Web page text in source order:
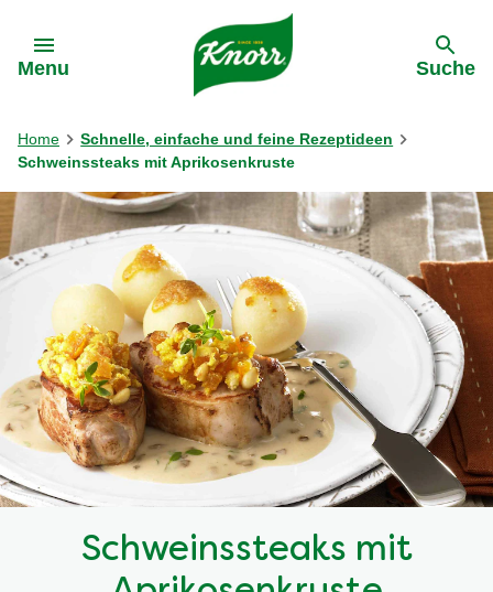
Menu Suche
Home
Schnelle, einfache und feine Rezeptideen
Schweinssteaks mit Aprikosenkruste
Schweinssteaks mit